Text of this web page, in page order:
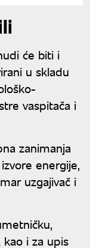
će biti i
u skladu
vaspitača i
zanimanja
energije,
uzgajivač i
kao i za upis